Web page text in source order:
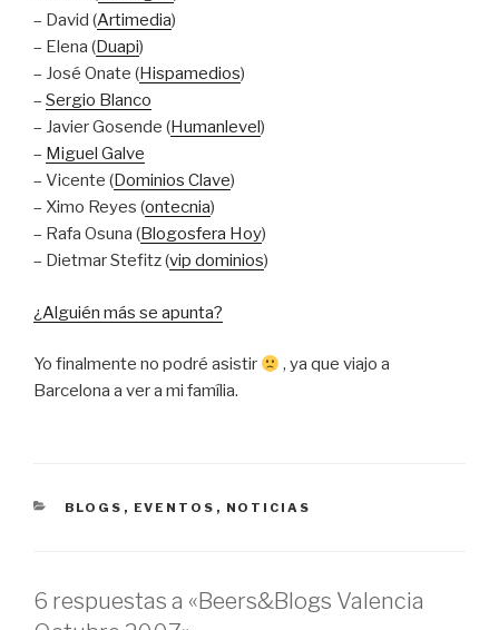
– David (Artimedia)
– Elena (Duapi)
– José Onate (Hispamedios)
– Sergio Blanco
– Javier Gosende (Humanlevel)
– Miguel Galve
– Vicente (Dominios Clave)
– Ximo Reyes (ontecnia)
– Rafa Osuna (Blogosfera Hoy)
– Dietmar Stefitz (vip dominios)
¿Alguién más se apunta?
Yo finalmente no podré asistir
, ya que viajo a
Barcelona a ver a mi família.
CATEGORÍAS
BLOGS , EVENTOS , NOTICIAS
6 respuestas a «Beers&Blogs Valencia